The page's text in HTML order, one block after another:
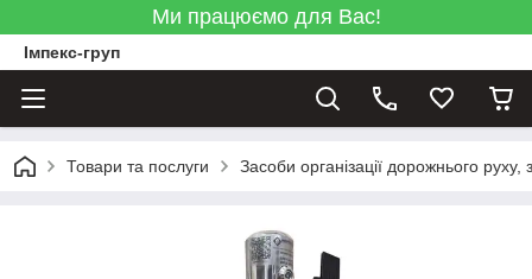
Ми працюємо для Вас!
Імпекс-груп
Товари та послуги Засоби організації дорожнього руху,